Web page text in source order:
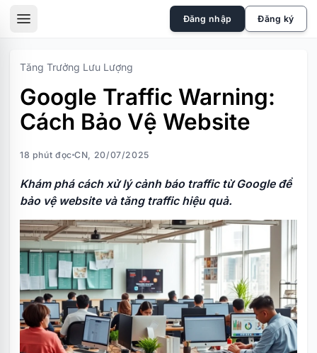
Đăng nhập Đăng ký
Tăng Trưởng Lưu Lượng
Google Traffic Warning:
Cách Bảo Vệ Website
18 phút đọc CN, 20/07/2025
Khám phá cách xử lý cảnh báo traffic từ Google để
bảo vệ website và tăng traffic hiệu quả.